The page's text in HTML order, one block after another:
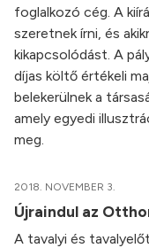
foglalkozó cég. A
szeretnek írni, és
kikapcsolódást. A
díjas költő értékeli
belekerülnek a
amely egyedi
meg.
2018. NOVEMBER 3.
Újraindul az
A tavalyi és